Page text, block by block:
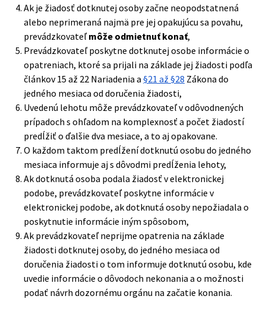
Ak je žiadosť dotknutej osoby začne neopodstatnená
alebo neprimeraná najmä pre jej opakujúcu sa povahu,
prevádzkovateľ môže odmietnuť konať,
Prevádzkovateľ poskytne dotknutej osobe informácie o
opatreniach, ktoré sa prijali na základe jej žiadosti podľa
článkov 15 až 22 Nariadenia a §21 až §28 Zákona do
jedného mesiaca od doručenia žiadosti,
Uvedenú lehotu môže prevádzkovateľ v odôvodnených
prípadoch s ohľadom na komplexnosť a počet žiadostí
predĺžiť o ďalšie dva mesiace, a to aj opakovane.
O každom taktom predĺžení dotknutú osobu do jedného
mesiaca informuje aj s dôvodmi predĺženia lehoty,
Ak dotknutá osoba podala žiadosť v elektronickej
podobe, prevádzkovateľ poskytne informácie v
elektronickej podobe, ak dotknutá osoby nepožiadala o
poskytnutie informácie iným spôsobom,
Ak prevádzkovateľ neprijme opatrenia na základe
žiadosti dotknutej osoby, do jedného mesiaca od
doručenia žiadosti o tom informuje dotknutú osobu, kde
uvedie informácie o dôvodoch nekonania a o možnosti
podať návrh dozornému orgánu na začatie konania.